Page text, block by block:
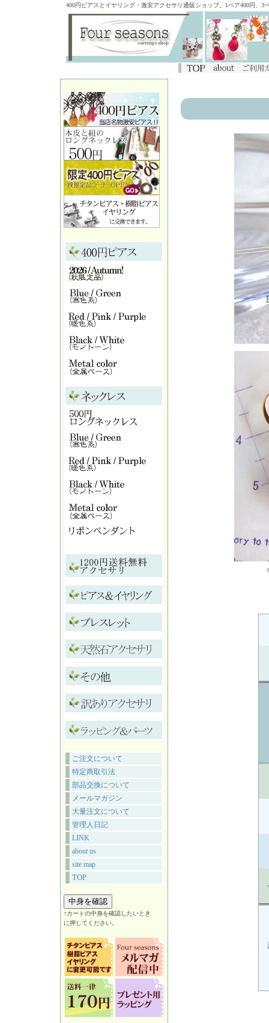
400円ピアスとイヤリング・激安アクセサリ通販ショップ。1ペア400円、
ご注文について
特定商取引法
部品交換について
メールマガジン
大量注文について
管理人日記
LINK
about us
site map
TOP
↑カートの中身を確認したいとき
に押してください。